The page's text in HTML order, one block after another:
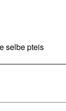
selbe pteis